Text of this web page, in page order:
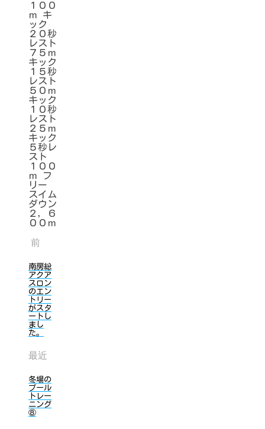
１００
ｍ キ
ック
２０秒
レスト
７５ｍ
キック
１５秒
レスト
５０ｍ
キック
１０秒
レスト
２５ｍ
キック
５秒レ
スト
１００
ｍ フ
リー
スイム
ダウン
２，６
００ｍ
前
南房総
アクア
スロン
のエン
トリー
がスタ
ートし
まし
た。
最近
冬場の
プール
トレー
ニング
⑧